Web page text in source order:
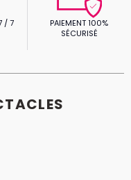
/ 7
PAIEMENT 100%
SÉCURISÉ